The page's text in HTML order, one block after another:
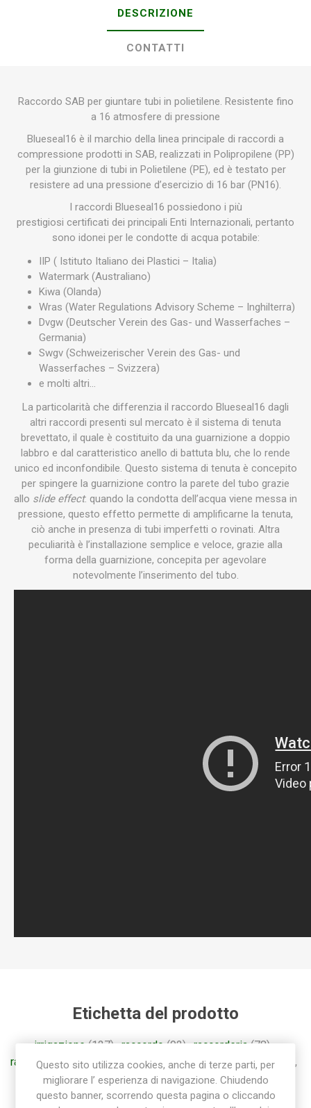
DESCRIZIONE
CONTATTI
Raccordo SAB per giuntare tubi in polietilene. Resistente fino
a 16 atmosfere di pressione
Blueseal16 è il marchio della linea principale di raccordi a
compressione prodotti in SAB, realizzati in Polipropilene (PP)
per la giunzione di tubi in Polietilene (PE), ed è testato per
resistere ad una pressione d’esercizio di 16 bar (PN16).
I raccordi Blueseal16 possiedono i più
prestigiosi certificati dei principali Enti Internazionali, pertanto
sono idonei per le condotte di acqua potabile:
IIP ( Istituto Italiano dei Plastici – Italia)
Watermark (Australiano)
Kiwa (Olanda)
Wras (Water Regulations Advisory Scheme – Inghilterra)
Dvgw (Deutscher Verein des Gas- und Wasserfaches –
Germania)
Swgv (Schweizerischer Verein des Gas- und
Wasserfaches – Svizzera)
e molti altri…
La particolarità che differenzia il raccordo Blueseal16 dagli
altri raccordi presenti sul mercato è il sistema di tenuta
brevettato, il quale è costituito da una guarnizione a doppio
labbro e dal caratteristico anello di battuta blu, che lo rende
unico ed inconfondibile. Questo sistema di tenuta è concepito
per spingere la guarnizione contro la parete del tubo grazie
allo slide effect: quando la condotta dell’acqua viene messa in
pressione, questo effetto permette di amplificarne la tenuta,
ciò anche in presenza di tubi imperfetti o rovinati. Altra
peculiarità è l’installazione semplice e veloce, grazie alla
forma della guarnizione, concepita per agevolare
notevolmente l’inserimento del tubo.
Etichetta del prodotto
irrigazione (127), raccordo (92), raccorderia (78),
raccorderia rapida (55) , raccordi (57), raccorderia sab (85)
,
raccordo a gomito (28), gomito (26)
Questo sito utilizza cookies, anche di terze parti, per
migliorare l’ esperienza di navigazione. Chiudendo
questo banner, scorrendo questa pagina o cliccando